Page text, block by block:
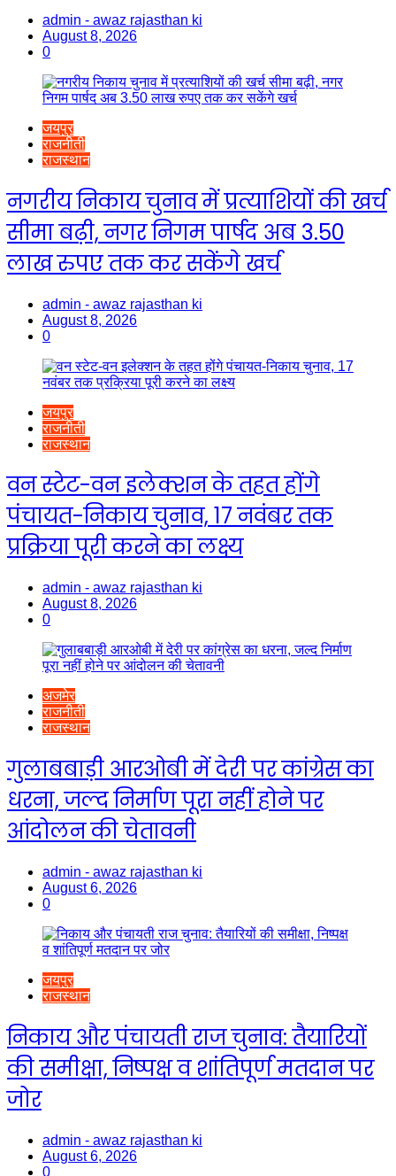
admin - awaz rajasthan ki
August 8, 2026
0
जयपुर
राजनीती
राजस्थान
नगरीय निकाय चुनाव में प्रत्याशियों की खर्च
सीमा बढ़ी, नगर निगम पार्षद अब 3.50
लाख रुपए तक कर सकेंगे खर्च
admin - awaz rajasthan ki
August 8, 2026
0
जयपुर
राजनीती
राजस्थान
वन स्टेट-वन इलेक्शन के तहत होंगे
पंचायत-निकाय चुनाव, 17 नवंबर तक
प्रक्रिया पूरी करने का लक्ष्य
admin - awaz rajasthan ki
August 8, 2026
0
अजमेर
राजनीती
राजस्थान
गुलाबबाड़ी आरओबी में देरी पर कांग्रेस का
धरना, जल्द निर्माण पूरा नहीं होने पर
आंदोलन की चेतावनी
admin - awaz rajasthan ki
August 6, 2026
0
जयपुर
राजस्थान
निकाय और पंचायती राज चुनाव: तैयारियों
की समीक्षा, निष्पक्ष व शांतिपूर्ण मतदान पर
जोर
admin - awaz rajasthan ki
August 6, 2026
0